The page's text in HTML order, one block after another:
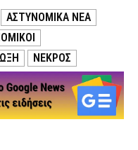
ΑΣΤΥΝΟΜΙΚΑ ΝΕΑ
ΝΕΚΡΟΣ